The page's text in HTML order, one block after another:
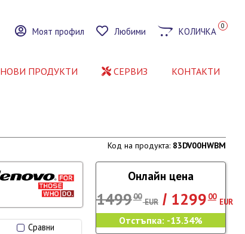
Моят профил Любими КОЛИЧКА 0
НОВИ ПРОДУКТИ СЕРВИЗ КОНТАКТИ
Код на продукта: 83DV00HWBM
Сравни
Онлайн цена
149900
EUR/ 1299 00
EUR
Отстъпка: -13.34%